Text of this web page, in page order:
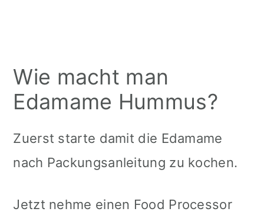
Wie macht man
Edamame Hummus?
Zuerst starte damit die Edamame
nach Packungsanleitung zu kochen.
Jetzt nehme einen Food Processor